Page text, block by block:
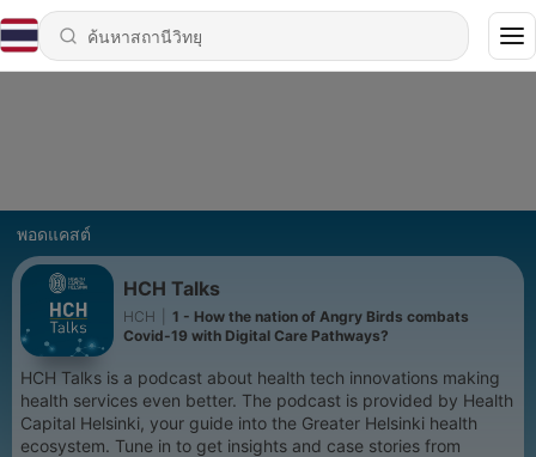
พอดแคสต์
HCH Talks
HCH
1 - How the nation of Angry Birds combats
Covid-19 with Digital Care Pathways?
HCH Talks is a podcast about health tech innovations making
health services even better. The podcast is provided by Health
Capital Helsinki, your guide into the Greater Helsinki health
ecosystem. Tune in to get insights and case stories from